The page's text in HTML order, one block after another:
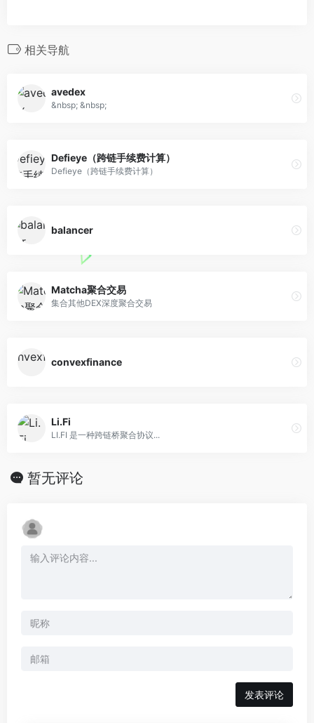
相关导航
avedex
&nbsp; &nbsp;
Defieye（跨链手续费计算）
Defieye（跨链手续费计算）
balancer
Matcha聚合交易
集合其他DEX深度聚合交易
convexfinance
Li.Fi
LI.FI 是一种跨链桥聚合协议...
暂无评论
发表评论